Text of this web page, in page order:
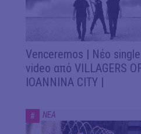
Venceremos | Νέο
video από VILLAGERS
IOANNINA CITY |
# ΝΕΑ